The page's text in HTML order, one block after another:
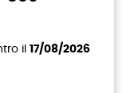
il 17/08/2026